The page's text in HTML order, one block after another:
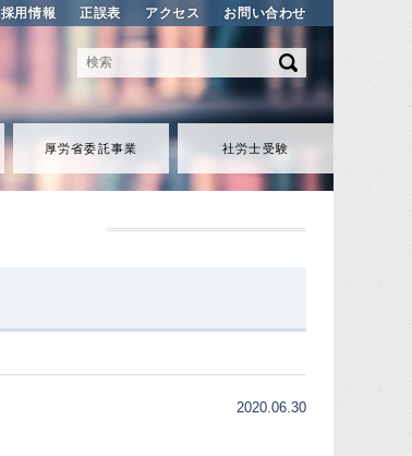
採用情報 正誤表 アクセス お問い合わせ
厚労省委託事業 社労士受験
2020.06.30